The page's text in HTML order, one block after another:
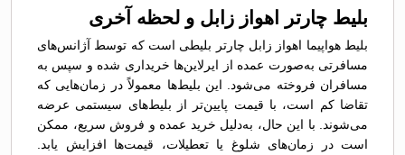
بلیط چارتر اهواز زابل و لحظه آخری
بلیط هواپیما اهواز زابل چارتر بلیطی است که توسط آژانس‌های
مسافرتی به‌صورت عمده از ایرلاین‌ها خریداری شده و سپس به
مسافران فروخته می‌شود. این بلیط‌ها معمولاً در زمان‌هایی که
تقاضا کم است، با قیمت پایین‌تر از بلیط‌های سیستمی عرضه
می‌شوند. با این حال، به‌دلیل خرید عمده و فروش سریع، ممکن
است در زمان‌های شلوغ یا تعطیلات، قیمت‌ها افزایش یابد.